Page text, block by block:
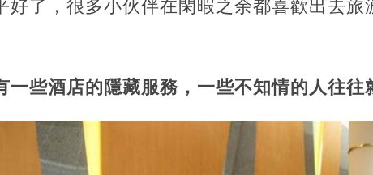
好了，很多小伙伴在閑暇之余都喜歡出去旅
一些酒店的隱藏服務，一些不知情的人往往